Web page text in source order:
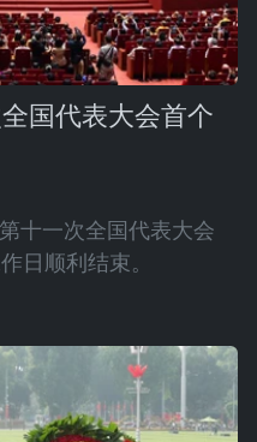
国代表大会首个
十一次全国代表大会
日顺利结束。